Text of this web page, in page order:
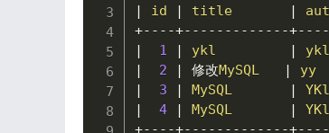
|
id | title |
+-- --+-- -- -- -- -- -- -+-- --
|
1 | ykl | ykl
|
2 | 修改MySQL | yy
|
3 | MySQL | YKl
|
4 | MySQL | YKl
+-- --+-- -- -- -- -- -- -+-- --